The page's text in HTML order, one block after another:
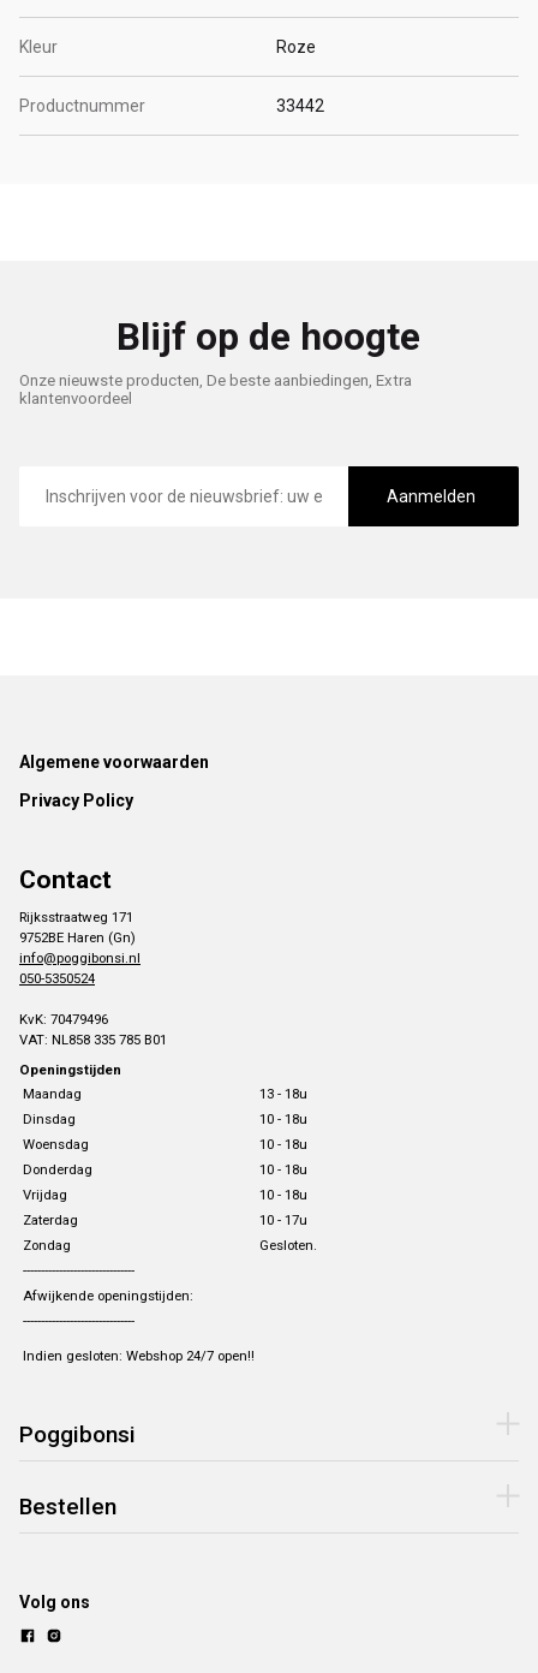
Kleur Roze
Productnummer 33442
Blijf op de hoogte
Onze nieuwste producten, De beste aanbiedingen, Extra
klantenvoordeel
mailadres
Aanmelden
Footer
Algemene voorwaarden
Privacy Policy
Contact
Rijksstraatweg 171
9752BE Haren (Gn)
info@poggibonsi.nl
050-5350524
KvK: 70479496
VAT: NL858 335 785 B01
Openingstijden
Maandag
13 - 18u
Dinsdag
10 - 18u
Woensdag
10 - 18u
Donderdag
10 - 18u
Vrijdag
10 - 18u
Zaterdag
10 - 17u
Zondag
Gesloten.
-------------------------------
Afwijkende openingstijden:
-------------------------------
Indien gesloten: Webshop 24/7 open!!
Poggibonsi
Bestellen
Volg ons